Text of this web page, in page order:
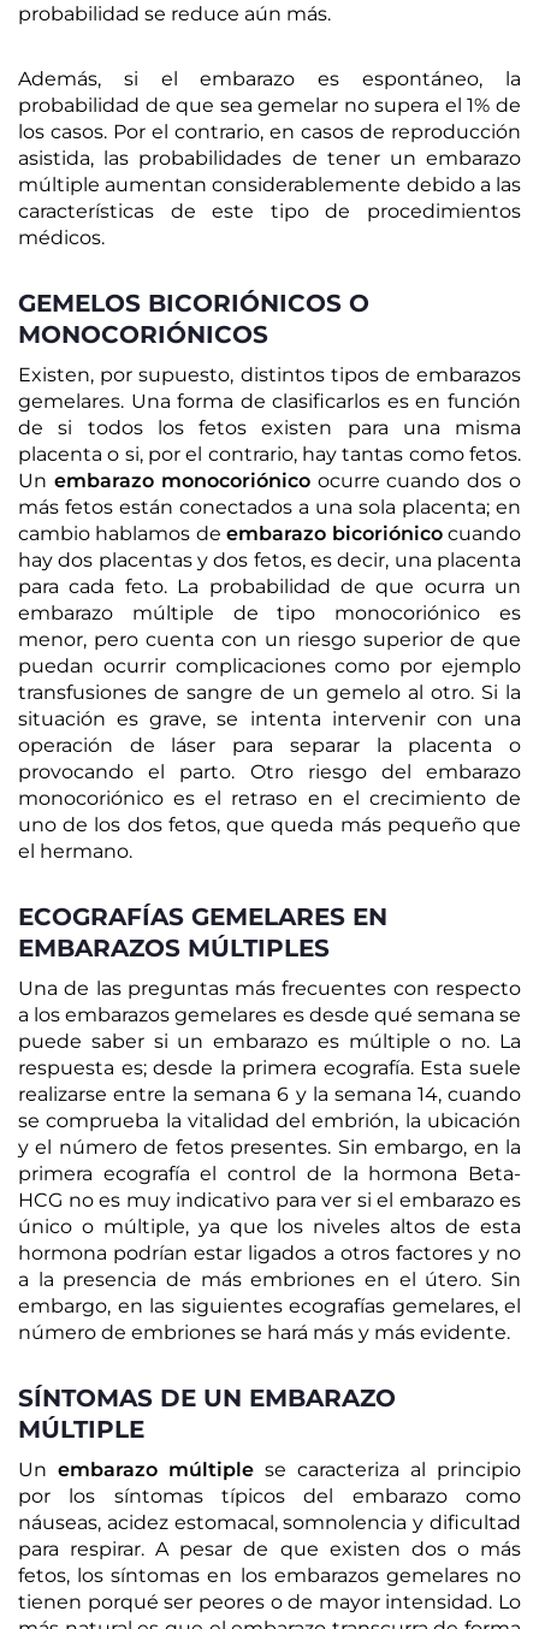
probabilidad se reduce aún más.
Además, si el embarazo es espontáneo, la
probabilidad de que sea gemelar no supera el 1% de
los casos. Por el contrario, en casos de reproducción
asistida, las probabilidades de tener un embarazo
múltiple aumentan considerablemente debido a las
características de este tipo de procedimientos
médicos.
GEMELOS BICORIÓNICOS O
MONOCORIÓNICOS
Existen, por supuesto, distintos tipos de embarazos
gemelares. Una forma de clasificarlos es en función
de si todos los fetos existen para una misma
placenta o si, por el contrario, hay tantas como fetos.
Un embarazo monocoriónicoocurre cuando dos o
más fetos están conectados a una sola placenta; en
cambio hablamos deembarazo bicoriónicocuando
hay dos placentas y dos fetos, es decir, una placenta
para cada feto. La probabilidad de que ocurra un
embarazo múltiple de tipo monocoriónico es
menor, pero cuenta con un riesgo superior de que
puedan ocurrir complicaciones como por ejemplo
transfusiones de sangre de un gemelo al otro. Si la
situación es grave, se intenta intervenir con una
operación de láser para separar la placenta o
provocando el parto. Otro riesgo del embarazo
monocoriónico es el retraso en el crecimiento de
uno de los dos fetos, que queda más pequeño que
el hermano.
ECOGRAFÍAS GEMELARES EN
EMBARAZOS MÚLTIPLES
Una de las preguntas más frecuentes con respecto
a los embarazos gemelares es desde qué semana se
puede saber si un embarazo es múltiple o no. La
respuesta es; desde la primera ecografía. Esta suele
realizarse entre la semana 6 y la semana 14, cuando
se comprueba la vitalidad del embrión, la ubicación
y el número de fetos presentes. Sin embargo, en la
primera ecografía el control de la hormona Beta-
HCG no es muy indicativo para ver si el embarazo es
único o múltiple, ya que los niveles altos de esta
hormona podrían estar ligados a otros factores y no
a la presencia de más embriones en el útero. Sin
embargo, en las siguientes ecografías gemelares, el
número de embriones se hará más y más evidente.
SÍNTOMAS DE UN EMBARAZO
MÚLTIPLE
Un embarazo múltiple se caracteriza al principio
por los síntomas típicos del embarazo como
náuseas, acidez estomacal, somnolencia y dificultad
para respirar. A pesar de que existen dos o más
fetos, los síntomas en los embarazos gemelares no
tienen porqué ser peores o de mayor intensidad. Lo